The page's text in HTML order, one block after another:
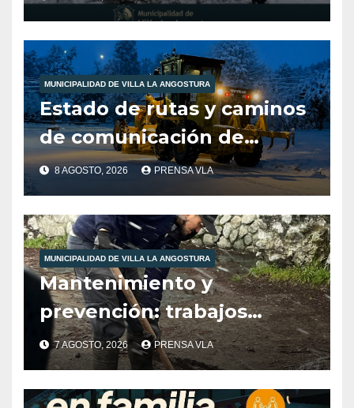
Angostura dia 8/8/26
-12:00HS
MUNICIPALIDAD DE VILLA LA ANGOSTURA
Estado de rutas y caminos
de comunicación de
nuestra localidad
8 AGOSTO, 2026 PRENSA VLA
MUNICIPALIDAD DE VILLA LA ANGOSTURA
Mantenimiento y
prevención: trabajos
municipales ante las
condiciones climáticas.
7 AGOSTO, 2026 PRENSA VLA